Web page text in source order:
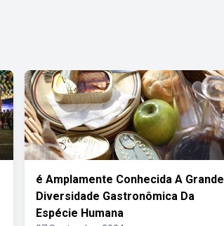
é Amplamente Conhecida A Grande
Diversidade Gastronômica Da
Espécie Humana